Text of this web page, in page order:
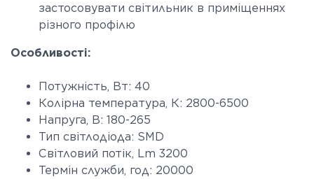
застосовувати світильник в приміщеннях
різного профілю
Особливості:
Потужність, Вт: 40
Колірна температура, К: 2800-6500
Напруга, В: 180-265
Тип світлодіода: SMD
Світловий потік, Lm 3200
Термін служби, год: 20000